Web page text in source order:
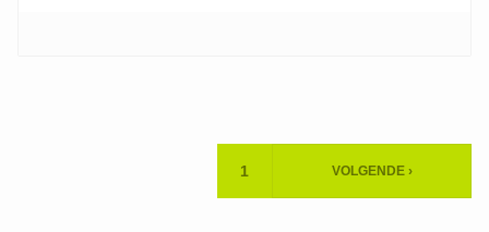
HUIDIGE
1 VOLGENDE ›